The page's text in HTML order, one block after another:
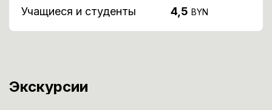
Учащиеся и студенты 4,5 BYN
Экскурсии